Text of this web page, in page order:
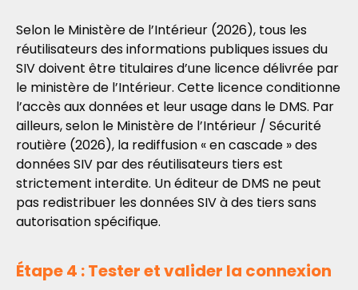
Selon le Ministère de l’Intérieur (2026), tous les
réutilisateurs des informations publiques issues du
SIV doivent être titulaires d’une licence délivrée par
le ministère de l’Intérieur. Cette licence conditionne
l’accès aux données et leur usage dans le DMS. Par
ailleurs, selon le Ministère de l’Intérieur / Sécurité
routière (2026), la rediffusion « en cascade » des
données SIV par des réutilisateurs tiers est
strictement interdite. Un éditeur de DMS ne peut
pas redistribuer les données SIV à des tiers sans
autorisation spécifique.
Étape 4 : Tester et valider la connexion